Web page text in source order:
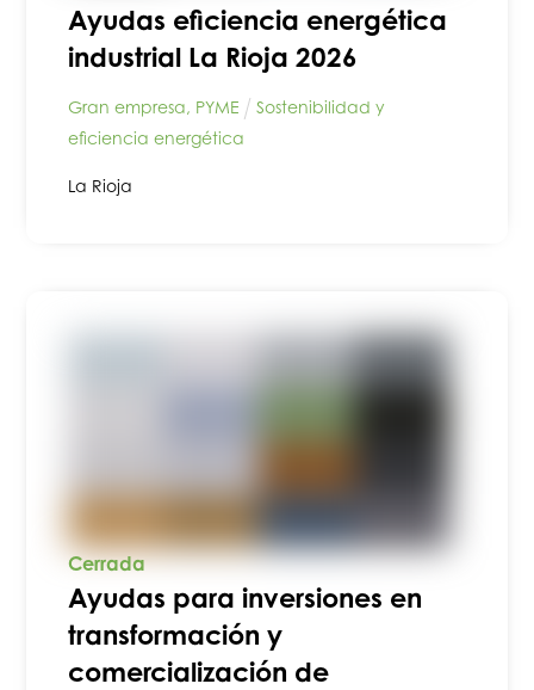
Ayudas eficiencia energética
industrial La Rioja 2026
Gran empresa, PYME
Sostenibilidad y
eficiencia energética
La Rioja
Cerrada
Ayudas para inversiones en
transformación y
comercialización de